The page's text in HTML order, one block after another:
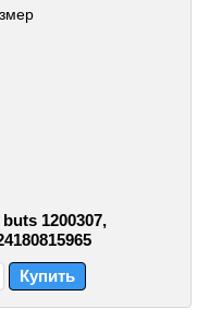
1200307,
Купить